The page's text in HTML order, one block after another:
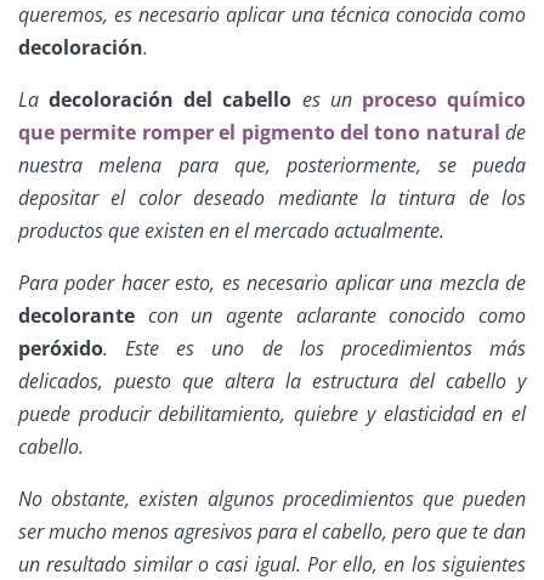
queremos, es necesario aplicar una técnica conocida como
decoloración.
Ladecoloración del cabello es un proceso químico
que permite romper el pigmento del tono natural de
nuestra melena para que, posteriormente, se pueda
depositar el color deseado mediante la tintura de los
productos que existen en el mercado actualmente.
Para poder hacer esto, es necesario aplicar una mezcla de
decolorante con un agente aclarante conocido como
peróxido. Este es uno de los procedimientos más
delicados, puesto que altera la estructura del cabello y
puede producir debilitamiento, quiebre y elasticidad en el
cabello.
No obstante, existen algunos procedimientos que pueden
ser mucho menos agresivos para el cabello, pero que te dan
un resultado similar o casi igual. Por ello, en los siguientes